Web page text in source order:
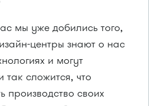
мы уже добились того,
центры знают о нас
и могут
так сложится, что
производство своих